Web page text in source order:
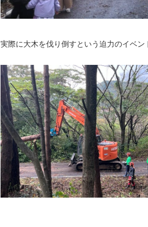
実際に大木を伐り倒すという迫力のイベン